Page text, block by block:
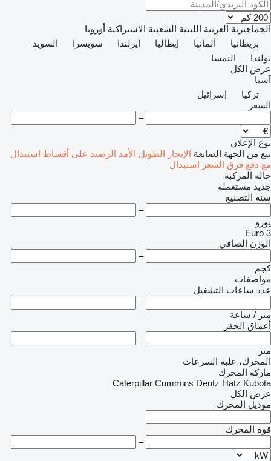
الجماهيرية العربية الليبية الشعبية الاشتراكية أوروبا
بريطانيا
ألمانيا إيطاليا أيرلندا سويسرا
السويد
بولندا
النمسا
عرض الكل
آسيا
تركيا
إسرائيل
السعر
–
نوع الإعلان
بيع من الجهة الصانعة الإيجار الطويل الأمد الرصيد على أقساط استبدال
مع دفع فرق السعر استبدال
حالة المركبة
جديد مستعملة
سنة التصنيع
–
يورو
Euro 3
الوزن الصافي
–
كجم
مواصفات
عدد ساعات التشغيل
–
متر / ساعة
أعماق الحفر
–
متر
المحرك، علبة السرعات
ماركة المحرك
Caterpillar Cummins Deutz Hatz Kubota
عرض الكل
موديل المحرك
قوة المحرك
–